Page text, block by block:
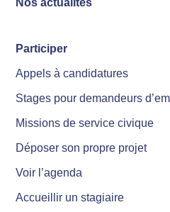
Nos actualités
Participer
Appels à candidatures
Stages pour demandeurs
Missions de service civique
Déposer son propre projet
Voir l’agenda
Accueillir un stagiaire